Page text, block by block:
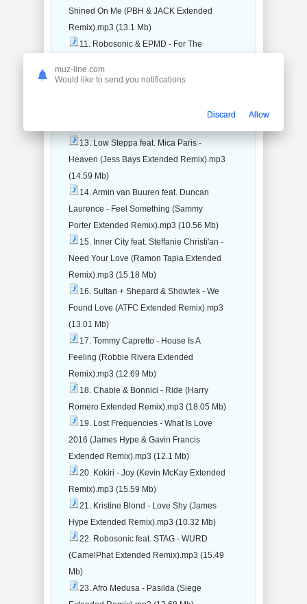
Shined On Me (PBH & JACK Extended
Remix).mp3 (13.1 Mb)
11. Robosonic & EPMD - For The
Remix).mp3 (13.13 Mb)
13. Low Steppa feat. Mica Paris -
Heaven (Jess Bays Extended Remix).mp3
(14.59 Mb)
14. Armin van Buuren feat. Duncan
Laurence - Feel Something (Sammy
Porter Extended Remix).mp3 (10.56 Mb)
15. Inner City feat. Steffanie Christi'an -
Need Your Love (Ramon Tapia Extended
Remix).mp3 (15.18 Mb)
16. Sultan + Shepard & Showtek - We
Found Love (ATFC Extended Remix).mp3
(13.01 Mb)
17. Tommy Capretto - House Is A
Feeling (Robbie Rivera Extended
Remix).mp3 (12.69 Mb)
18. Chable & Bonnici - Ride (Harry
Romero Extended Remix).mp3 (18.05 Mb)
19. Lost Frequencies - What Is Love
2016 (James Hype & Gavin Francis
Extended Remix).mp3 (12.1 Mb)
20. Kokiri - Joy (Kevin McKay Extended
Remix).mp3 (15.59 Mb)
21. Kristine Blond - Love Shy (James
Hype Extended Remix).mp3 (10.32 Mb)
22. Robosonic feat. STAG - WURD
(CamelPhat Extended Remix).mp3 (15.49
Mb)
23. Afro Medusa - Pasilda (Siege
muz-line.com
Would like to send you notifications
Discard Allow